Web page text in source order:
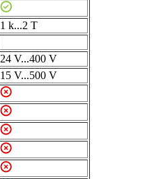
1 k...2 T
24 V...400 V
15 V...500 V